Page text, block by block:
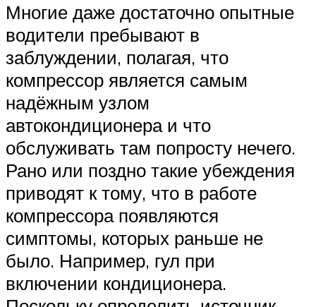
Многие даже достаточно опытные
водители пребывают в
заблуждении, полагая, что
компрессор является самым
надёжным узлом
автокондиционера и что
обслуживать там попросту нечего.
Рано или поздно такие убеждения
приводят к тому, что в работе
компрессора появляются
симптомы, которых раньше не
было. Например, гул при
включении кондиционера.